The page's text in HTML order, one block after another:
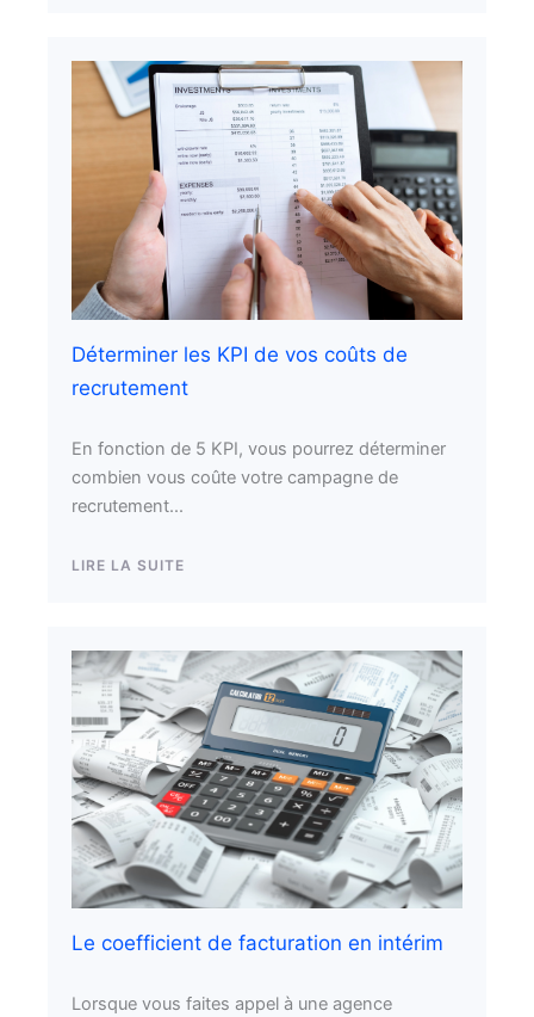
Déterminer les KPI de vos coûts de
recrutement
En fonction de 5 KPI, vous pourrez déterminer
combien vous coûte votre campagne de
recrutement...
LIRE LA SUITE
Le coefficient de facturation en intérim
Lorsque vous faites appel à une agence